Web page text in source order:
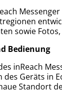
sowie
Bedienung
inReach
des Geräts in
Standort